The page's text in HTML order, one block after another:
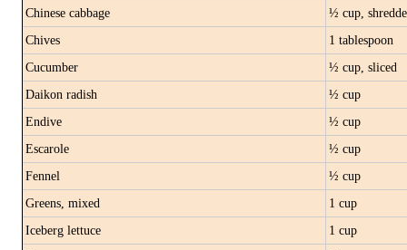
Chinese cabbage
½ cup,
Chives
1 tablespoon
Cucumber
½ cup, sliced
Daikon radish
½ cup
Endive
½ cup
Escarole
½ cup
Fennel
½ cup
Greens, mixed
1 cup
Iceberg lettuce
1 cup